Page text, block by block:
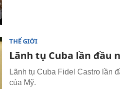
THẾ GIỚI
Lãnh tụ Cuba lần đầu
Lãnh tụ Cuba Fidel Castro lần
của Mỹ.